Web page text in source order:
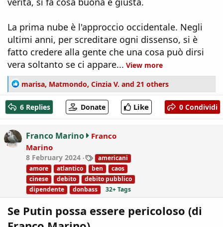
La prima nube è l'approccio occidentale. Negli
ultimi anni, per screditare ogni dissenso, si è
fatto credere alla gente che una cosa può dirsi
vera soltanto se ci appare... View more
R
e
a
c
t
o
marisa, Matmondo, Cinzia V. and 21 others
6 Replies Donate Like 0 Condividi
Franco Marino
Franco
Marino
8 February 2024
T
a
g
s
americani
amore
atlantico ben
caos
cinese
debito
debito pubblico
dipendente
donbass 32+ Tags
Se Putin possa essere pericoloso (di